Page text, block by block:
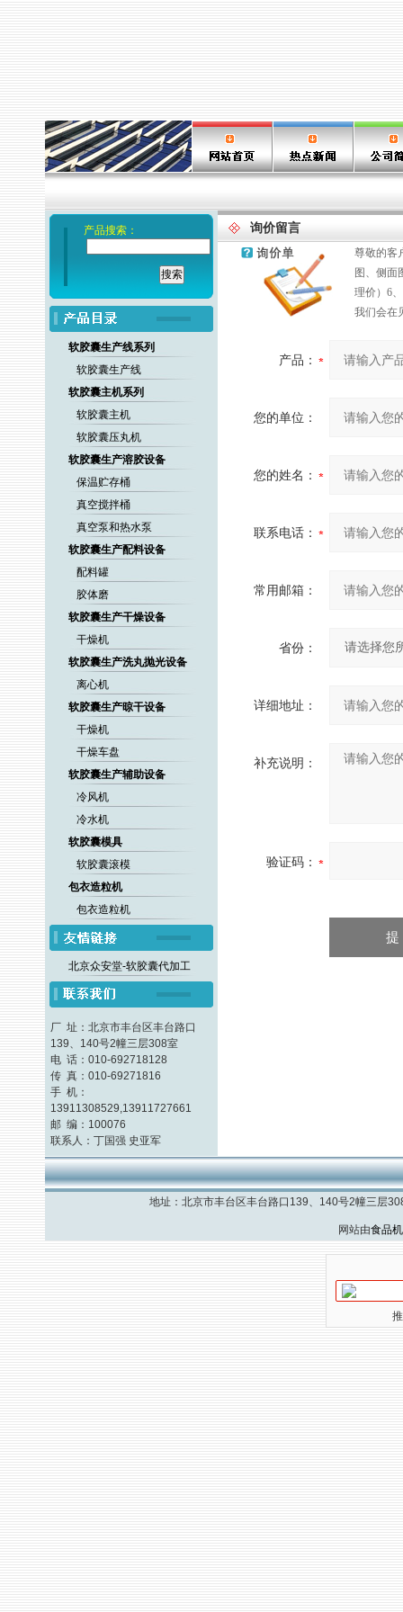
产品搜索：
软胶囊生产线系列
软胶囊生产线
软胶囊主机系列
软胶囊主机
软胶囊压丸机
软胶囊生产溶胶设备
保温贮存桶
真空搅拌桶
真空泵和热水泵
软胶囊生产配料设备
配料罐
胶体磨
软胶囊生产干燥设备
干燥机
软胶囊生产洗丸抛光设备
离心机
软胶囊生产晾干设备
干燥机
干燥车盘
软胶囊生产辅助设备
冷风机
冷水机
软胶囊模具
软胶囊滚模
包衣造粒机
包衣造粒机
北京众安堂-软胶囊代加工
厂 址：北京市丰台区丰台路口
139、140号2幢三层308室
电 话：010-692718128
传 真：010-69271816
手 机：
13911308529,13911727661
邮 编：100076
联系人：丁国强 史亚军
询价留言
尊敬的客
图、侧面
理价）6
我们会在
产品：
您的单位：
您的姓名：
联系电话：
常用邮箱：
省份：
详细地址：
补充说明：
验证码：
地址：北京市丰台区丰台路口139、140号2幢三
网站由食品